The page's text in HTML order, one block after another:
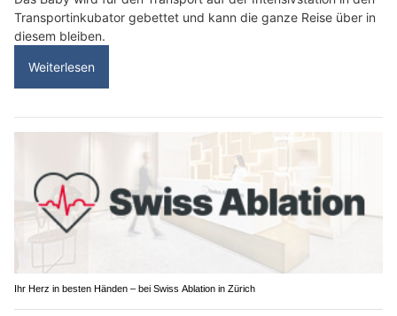
Transportinkubator gebettet und kann die ganze Reise über in
diesem bleiben.
Weiterlesen
Ihr Herz in besten Händen – bei Swiss Ablation in Zürich